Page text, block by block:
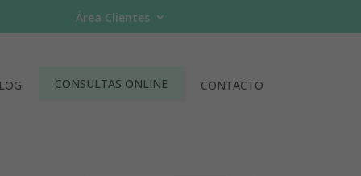
Área Clientes
CONSULTAS ONLINE CONTACTO